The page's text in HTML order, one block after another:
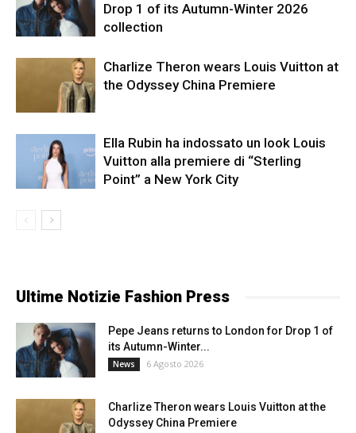
Drop 1 of its Autumn-Winter 2026
collection
Charlize Theron wears Louis Vuitton at
the Odyssey China Premiere
Ella Rubin ha indossato un look Louis
Vuitton alla premiere di “Sterling
Point” a New York City
Ultime Notizie Fashion Press
Pepe Jeans returns to London for Drop 1 of
its Autumn-Winter...
News 6 Agosto 2026
Charlize Theron wears Louis Vuitton at the
Odyssey China Premiere